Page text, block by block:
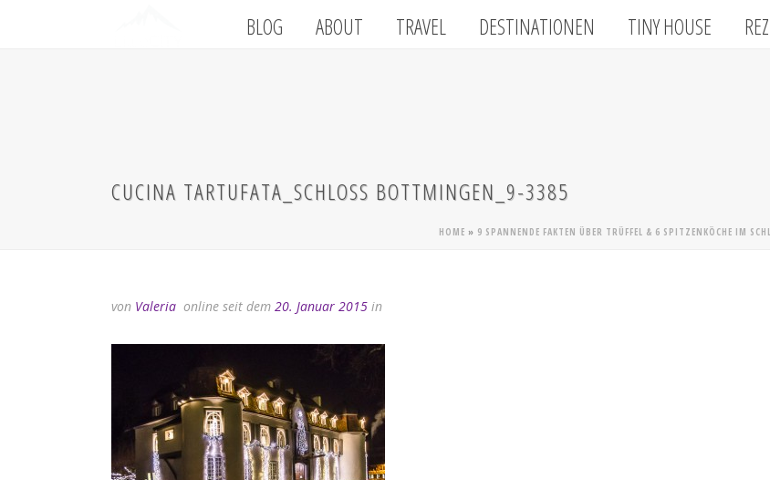
BLOG ABOUT TRAVEL DESTINATIONEN TINY HOUSE
CUCINA TARTUFATA_SCHLOSS BOTTMINGEN_9-3385
HOME » 9 SPANNENDE FAKTEN ÜBER TRÜFFEL & 6 SPITZENKÖCHE IM
von Valeria online seit dem 20. Januar 2015 in